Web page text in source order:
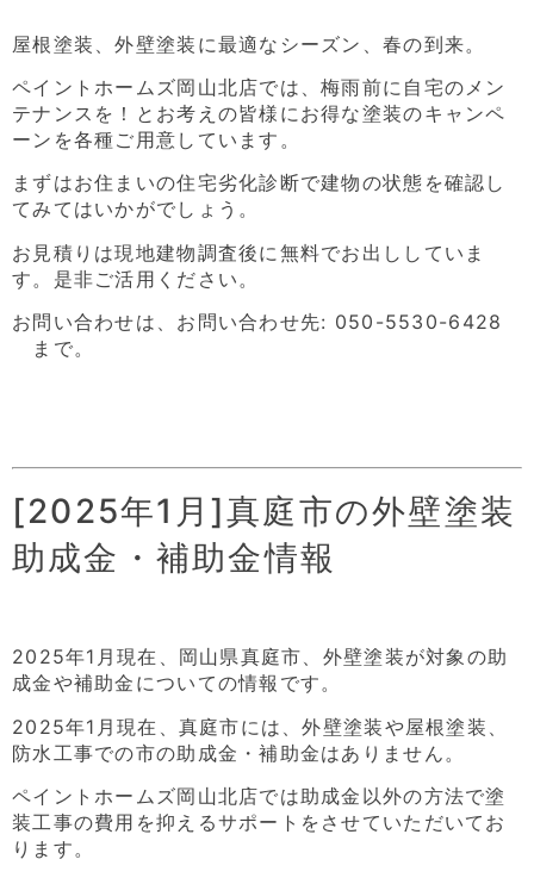
屋根塗装、外壁塗装に最適なシーズン、春の到来。
ペイントホームズ岡山北店では、梅雨前に自宅のメン
テナンスを！とお考えの皆様にお得な塗装のキャンペ
ーンを各種ご用意しています。
まずはお住まいの住宅劣化診断で建物の状態を確認し
てみてはいかがでしょう。
お見積りは現地建物調査後に無料でお出ししていま
す。是非ご活用ください。
お問い合わせは、お問い合わせ先: 050-5530-6428
まで。
[2025年1月]真庭市の外壁塗装
助成金・補助金情報
2025年1月現在、岡山県真庭市、外壁塗装が対象の助
成金や補助金についての情報です。
2025年1月現在、真庭市には、外壁塗装や屋根塗装、
防水工事での市の助成金・補助金はありません。
ペイントホームズ岡山北店では助成金以外の方法で塗
装工事の費用を抑えるサポートをさせていただいてお
ります。